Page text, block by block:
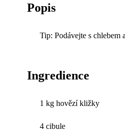
Popis
Tip: Podávejte s chlebem
Ingredience
1 kg hovězí kližky
4 cibule